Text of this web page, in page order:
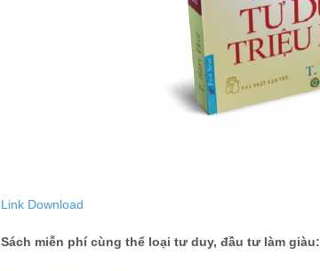
Link Download
Sách miễn phí cùng thể loại tư duy, đầu tư làm giàu: